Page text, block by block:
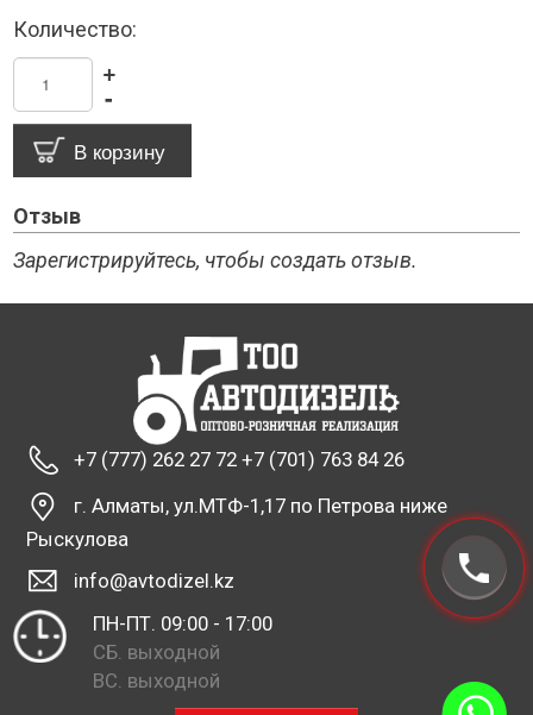
Количество:
-
+
Отзыв
Зарегистрируйтесь, чтобы создать отзыв.
+7 (777) 262 27 72 +7 (701) 763 84 26
г. Алматы, ул.МТФ-1,17 по Петрова ниже
Рыскулова
info@avtodizel.kz
ПН-ПТ. 09:00 - 17:00
СБ. выходной
ВС. выходной